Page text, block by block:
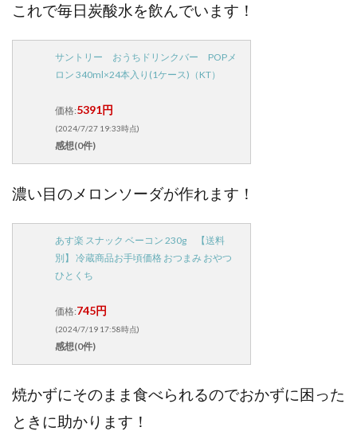
これで毎日炭酸水を飲んでいます！
サントリー おうちドリンクバー POPメ
ロン 340ml×24本入り(1ケース)（KT）
価格:5391円
(2024/7/27 19:33時点)
感想(0件)
濃い目のメロンソーダが作れます！
あす楽 スナック ベーコン 230g 【送料
別】 冷蔵商品お手頃価格 おつまみ おやつ
ひとくち
価格:745円
(2024/7/19 17:58時点)
感想(0件)
焼かずにそのまま食べられるのでおかずに困った
ときに助かります！